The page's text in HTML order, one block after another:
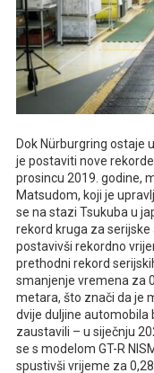
Dok Nürburgring ostaje
je postaviti nove
prosincu 2019. godine,
Matsudom, koji je
se na stazi Tsukuba u
rekord kruga za
postavivši rekordno
prethodni rekord
smanjenje vremena za
metara, što znači da je
dvije duljine automobila
zaustavili – u siječnju
se s modelom GT-R
spustivši vrijeme za